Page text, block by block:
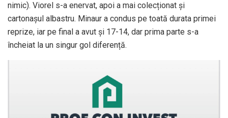
nimic). Viorel s-a enervat, apoi a mai colecționat și
cartonașul albastru. Minaur a condus pe toată durata primei
reprize, iar pe final a avut și 17-14, dar prima parte s-a
încheiat la un singur gol diferență.